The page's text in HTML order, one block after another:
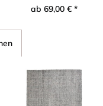
ab 69,00 € *